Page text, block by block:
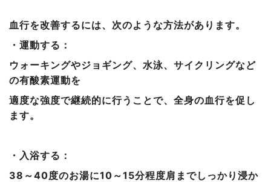
血行を改善するには、次のような方法があります。
・運動する：
ウォーキングやジョギング、水泳、サイクリングなど
の有酸素運動を
適度な強度で継続的に行うことで、全身の血行を促し
ます。
・入浴する：
38～40度のお湯に10～15分程度肩までしっかり浸か